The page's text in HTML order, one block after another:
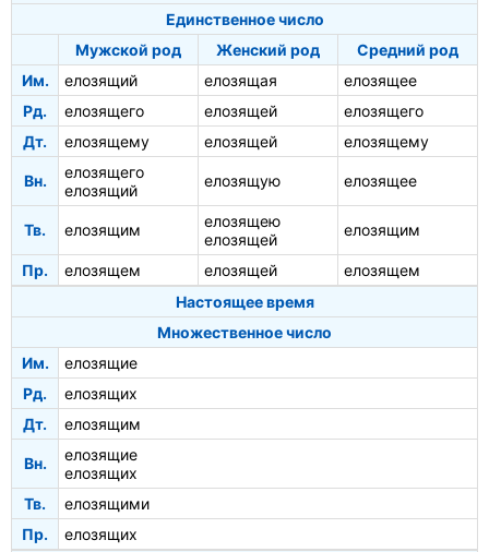
Единственное число
Мужской род
Женский род
Средний род
Им.
елозящий елозящая
елозящее
Рд.
елозящего елозящей
елозящего
Дт.
елозящему елозящей елозящему
Вн.
елозящего
елозящий
елозящую елозящее
Тв. елозящим
елозящею
елозящей
елозящим
Пр. елозящем елозящей
елозящем
Настоящее время
Множественное число
Им.
елозящие
Рд.
елозящих
Дт.
елозящим
Вн.
елозящие
елозящих
Тв.
елозящими
Пр.
елозящих